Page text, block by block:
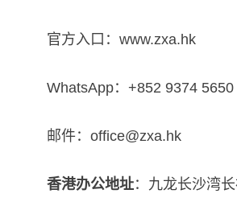
官方入口：www.zxa.hk
WhatsApp：+852 9374 5650
邮件：office@zxa.hk
香港办公地址：九龙长沙湾